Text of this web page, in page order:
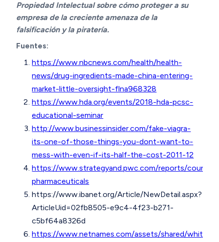
Propiedad Intelectual sobre cómo proteger a su
empresa de la creciente amenaza de la
falsificación y la piratería.
Fuentes:
https://www.nbcnews.com/health/health-
news/drug-ingredients-made-china-entering-
market-little-oversight-flna968328
https://www.hda.org/events/2018-hda-pcsc-
educational-seminar
http://www.businessinsider.com/fake-viagra-
its-one-of-those-things-you-dont-want-to-
mess-with-even-if-its-half-the-cost-2011-12
https://www.strategyand.pwc.com/reports/
pharmaceuticals
https://www.ibanet.org/Article/NewDetail.aspx?
ArticleUid=02fb8505-e9c4-4f23-b271-
c5bf64a8326d
https://www.netnames.com/assets/shared/